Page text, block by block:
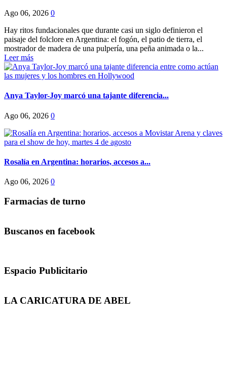
Ago 06, 2026 0
Hay ritos fundacionales que durante casi un siglo definieron el
paisaje del folclore en Argentina: el fogón, el patio de tierra, el
mostrador de madera de una pulpería, una peña animada o la...
Leer más
Anya Taylor-Joy marcó una tajante diferencia...
Ago 06, 2026 0
Rosalía en Argentina: horarios, accesos a...
Ago 06, 2026 0
Farmacias de turno
Buscanos en facebook
Espacio Publicitario
LA CARICATURA DE ABEL